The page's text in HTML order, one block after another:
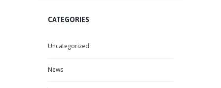
CATEGORIES
Uncategorized
News